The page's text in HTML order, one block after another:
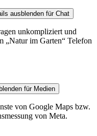
ausblenden für Chat
unkompliziert und
„Natur im Garten“ Telefon
für Medien
von Google Maps bzw.
von Meta.